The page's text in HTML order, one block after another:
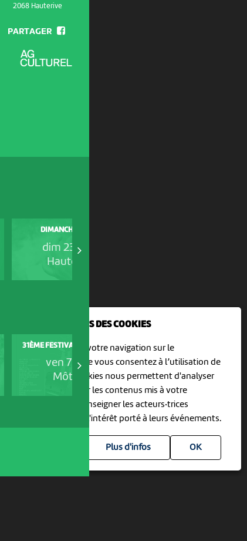
NOUS UTILISONS DES COOKIES
En poursuivant votre navigation sur le
culturoscoPe site vous consentez à l’utilisation de
cookies. Les cookies nous permettent d'analyser
le trafic, d’affiner les contenus mis à votre
disposition et renseigner les acteurs·trices
culturel·le·s sur l'intérêt porté à leurs événements.
Plus d'infos
2068 Hauterive
PARTAGER
DIMANCHE MALIN
dim 23 août
Hauterive
31ÈME FESTIVAL HORS TRIBU
ven 7 août
Môtiers
EZU SCÈNES DE VIE
ven 7 août
Vicques